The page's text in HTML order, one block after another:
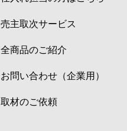
売主取次サービス
全商品のご紹介
お問い合わせ（企業用）
取材のご依頼